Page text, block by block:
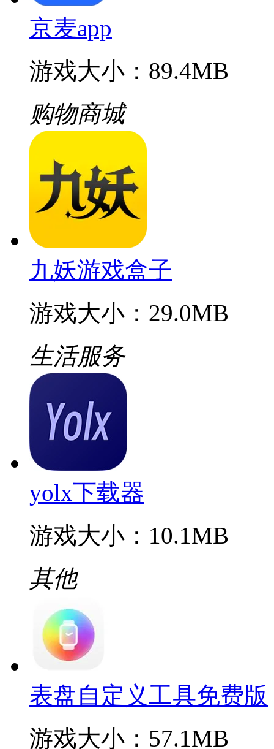
京麦app
游戏大小：89.4MB
购物商城
九妖游戏盒子
游戏大小：29.0MB
生活服务
yolx下载器
游戏大小：10.1MB
其他
表盘自定义工具免费版
游戏大小：57.1MB